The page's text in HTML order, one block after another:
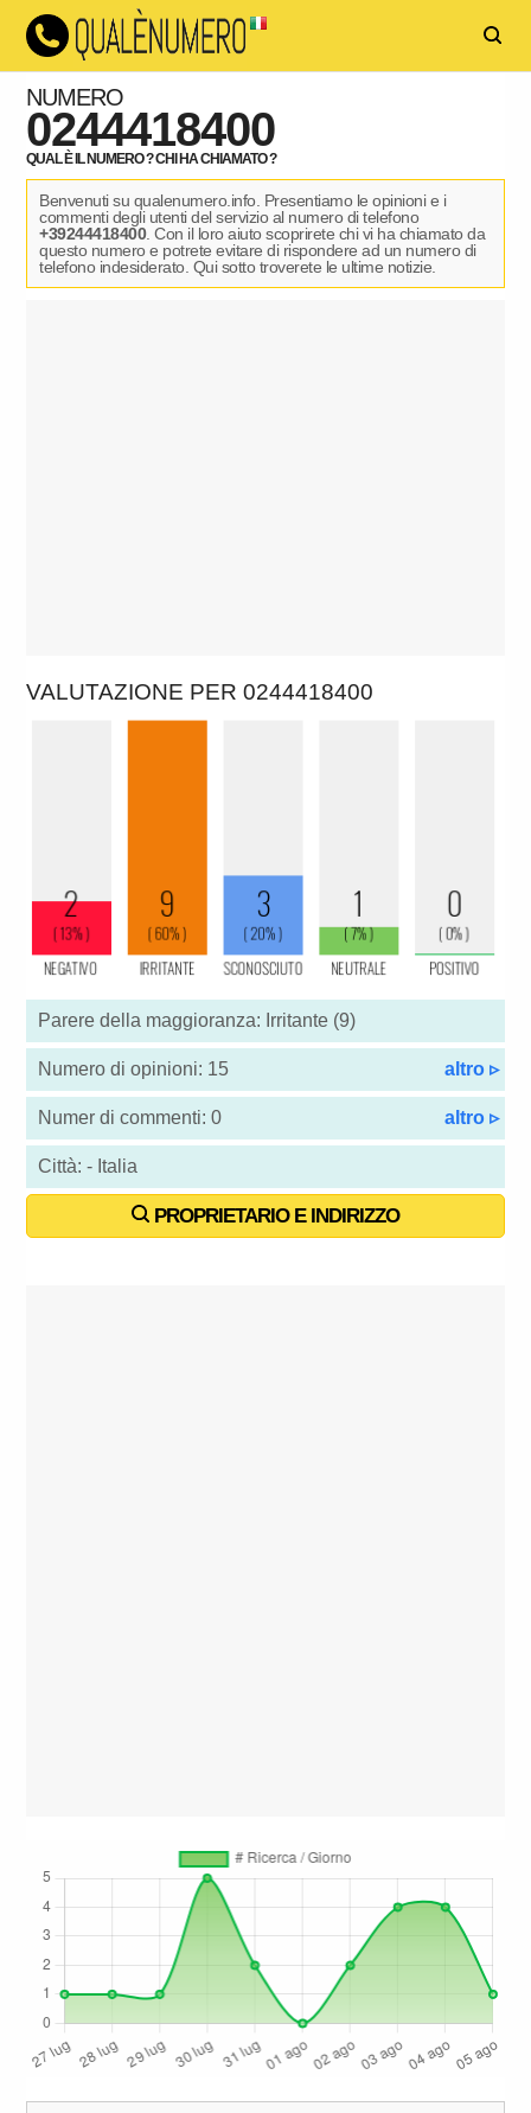
NUMERO
0244418400
QUAL È IL NUMERO ? CHI HA CHIAMATO ?
Benvenuti su qualenumero.info. Presentiamo le opinioni e i
commenti degli utenti del servizio al numero di telefono
+39244418400. Con il loro aiuto scoprirete chi vi ha chiamato da
questo numero e potrete evitare di rispondere ad un numero di
telefono indesiderato. Qui sotto troverete le ultime notizie.
VALUTAZIONE PER 0244418400
Parere della maggioranza: Irritante (9)
Numero di opinioni: 15 altro ▹
Numer di commenti: 0 altro ▹
Città: - Italia
PROPRIETARIO E INDIRIZZO